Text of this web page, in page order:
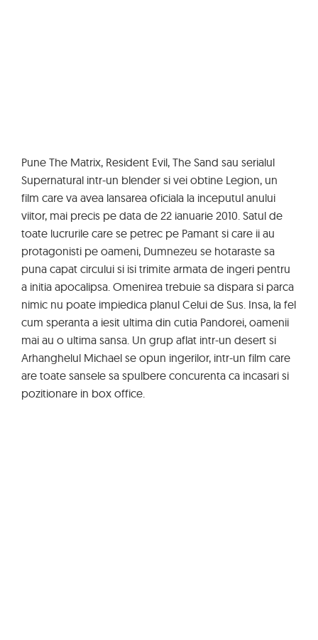
Pune The Matrix, Resident Evil, The Sand sau serialul
Supernatural intr-un blender si vei obtine Legion, un
film care va avea lansarea oficiala la inceputul anului
viitor, mai precis pe data de 22 ianuarie 2010. Satul de
toate lucrurile care se petrec pe Pamant si care ii au
protagonisti pe oameni, Dumnezeu se hotaraste sa
puna capat circului si isi trimite armata de ingeri pentru
a initia apocalipsa. Omenirea trebuie sa dispara si parca
nimic nu poate impiedica planul Celui de Sus. Insa, la fel
cum speranta a iesit ultima din cutia Pandorei, oamenii
mai au o ultima sansa. Un grup aflat intr-un desert si
Arhanghelul Michael se opun ingerilor, intr-un film care
are toate sansele sa spulbere concurenta ca incasari si
pozitionare in box office.